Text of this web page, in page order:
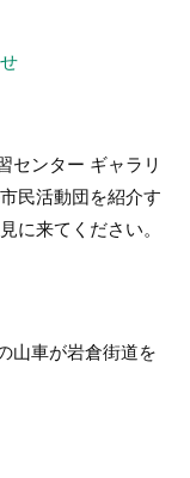
ンター ギャラリ
民活動団を紹介す
に来てください。
山車が岩倉街道を